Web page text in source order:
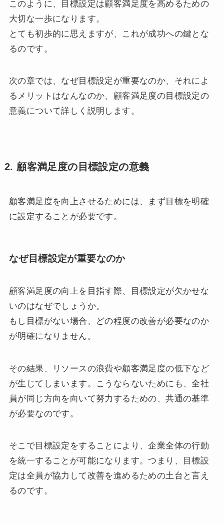
このように、目標設定は顧客満足度を高めるための
大切な一歩になります。
とても初歩的に思えますが、これが成功への鍵とな
るのです。
次の章では、なぜ目標設定が重要なのか、それによ
るメリットはなんなのか、顧客満足度の目標設定の
意義について詳しく説明します。
2. 顧客満足度の目標設定の意義
顧客満足度を向上させるためには、まず目標を明確
に設定することが必要です。
なぜ目標設定が重要なのか
顧客満足度の向上を目指す際、目標設定が欠かせな
いのはなぜでしょうか。
もし目標がない場合、どの程度の改善が必要なのか
が明確になりません。
その結果、リソースの浪費や顧客満足度の低下など
が生じてしまいます。こうならないためにも、全社
員が同じ方向を向いて努力するための、共通の基準
が必要なのです。
そこで目標設定をすることにより、企業全体の行動
を統一することが可能になります。つまり、目標設
定は全員が協力して改善を進めるための土台と言え
るのです。